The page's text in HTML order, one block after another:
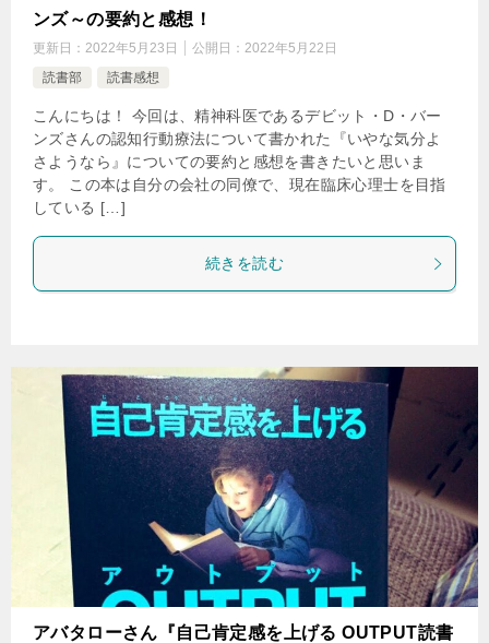
ンズ～の要約と感想！
更新日： 2022年5月23日 公開日： 2022年5月22日
読書部
読書感想
こんにちは！ 今回は、精神科医であるデビット・D・バー
ンズさんの認知行動療法について書かれた『いやな気分よ
さようなら』についての要約と感想を書きたいと思いま
す。 この本は自分の会社の同僚で、現在臨床心理士を目指
している […]
続きを読む
アバタローさん『自己肯定感を上げる OUTPUT読書